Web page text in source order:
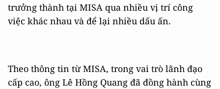
trưởng thành tại MISA qua nhiều vị trí công
việc khác nhau và để lại nhiều dấu ấn.
Theo thông tin từ MISA, trong vai trò lãnh đạo
cấp cao, ông Lê Hồng Quang đã đồng hành cùng